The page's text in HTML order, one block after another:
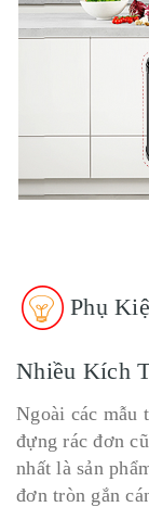
Phụ
Nhiều Kích
Ngoài các mẫu
đựng rác đơn
nhất là sản
đơn tròn gắn